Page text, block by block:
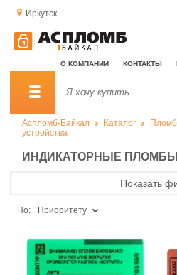
Иркутск
О КОМПАНИИ КОНТАКТЫ
Аспломб-Байкал Каталог
устройства
ИНДИКАТОРНЫЕ
Показать
По: Приоритету